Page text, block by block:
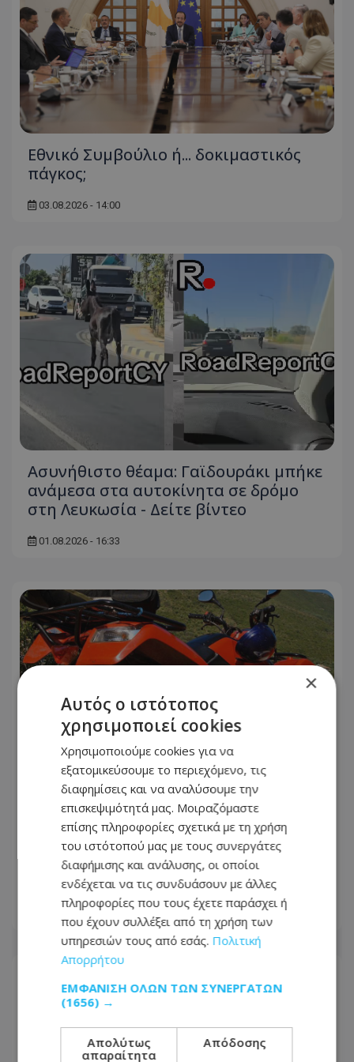
Εθνικό Συμβούλιο ή... δοκιμαστικός
πάγκος;
03.08.2026 - 14:00
Ασυνήθιστο θέαμα: Γαϊδουράκι μπήκε
ανάμεσα στα αυτοκίνητα σε δρόμο
στη Λευκωσία - Δείτε βίντεο
01.08.2026 - 16:33
Video: Απίστευτο περιστατικό σε
δρόμο της Κύπρου - Σταμάτησαν στη
μέση του δρόμου με τετράτροχη
μοτοσικλέτα μετά που πέρασαν το
φανάρι
30.07.2026 - 08:48
×
Αυτός ο ιστότοπος
χρησιμοποιεί cookies
Χρησιμοποιούμε cookies για να
εξατομικεύσουμε το περιεχόμενο, τις
διαφημίσεις και να αναλύσουμε την
επισκεψιμότητά μας. Μοιραζόμαστε
επίσης πληροφορίες σχετικά με τη χρήση
του ιστότοπού μας με τους συνεργάτες
διαφήμισης και ανάλυσης, οι οποίοι
ενδέχεται να τις συνδυάσουν με άλλες
πληροφορίες που τους έχετε παράσχει ή
που έχουν συλλέξει από τη χρήση των
υπηρεσιών τους από εσάς. Πολιτική
Απορρήτου
ΕΜΦΆΝΙΣΗ ΌΛΩΝ ΤΩΝ ΣΥΝΕΡΓΑΤΏΝ
(1656) →
Απολύτως
απαραίτητα
Απόδοσης